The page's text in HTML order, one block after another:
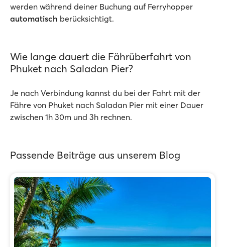
werden während deiner Buchung auf Ferryhopper
automatisch berücksichtigt.
Wie lange dauert die Fährüberfahrt von
Phuket nach Saladan Pier?
Je nach Verbindung kannst du bei der Fahrt mit der
Fähre von Phuket nach Saladan Pier mit einer Dauer
zwischen 1h 30m und 3h rechnen.
Passende Beiträge aus unserem Blog